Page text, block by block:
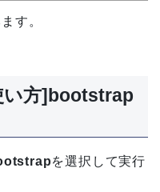
す。
方]bootstrap
を選択して実行